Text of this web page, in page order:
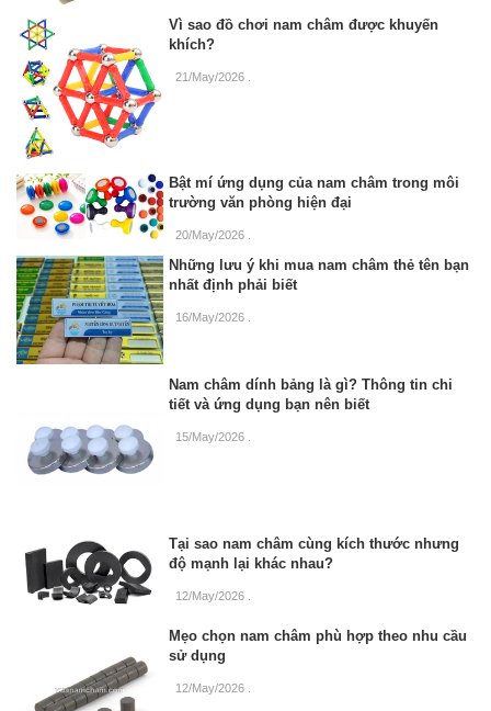
Vì sao đồ chơi nam châm được khuyến
khích?
21/May/2026
Bật mí ứng dụng của nam châm trong môi
trường văn phòng hiện đại
20/May/2026
Những lưu ý khi mua nam châm thẻ tên bạn
nhất định phải biết
16/May/2026
Nam châm dính bảng là gì? Thông tin chi
tiết và ứng dụng bạn nên biết
15/May/2026
Tại sao nam châm cùng kích thước nhưng
độ mạnh lại khác nhau?
12/May/2026
Mẹo chọn nam châm phù hợp theo nhu cầu
sử dụng
12/May/2026